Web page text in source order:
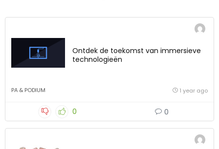
Ontdek de toekomst van immersieve
technologieën
PA & PODIUM 1 year ago
0 0